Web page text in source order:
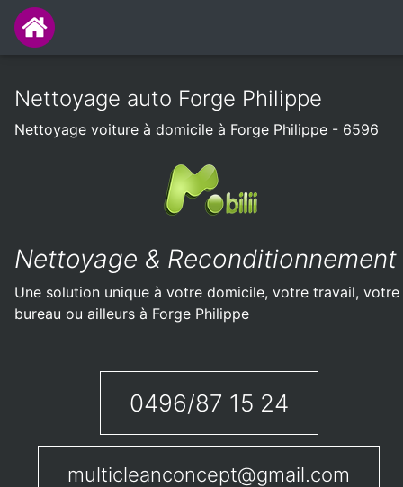
Nettoyage auto Forge Philippe
Nettoyage voiture à domicile à Forge Philippe - 6596
Nettoyage & Reconditionnement
Une solution unique à votre domicile, votre travail, votre
bureau ou ailleurs à Forge Philippe
0496/87 15 24
multicleanconcept@gmail.com